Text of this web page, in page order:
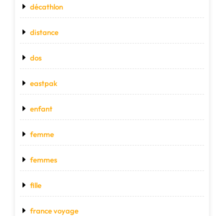
décathlon
distance
dos
eastpak
enfant
femme
femmes
fille
france voyage